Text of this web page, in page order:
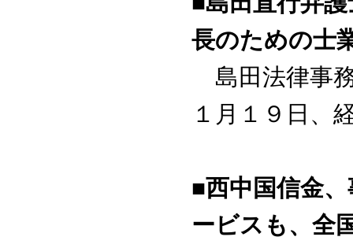
長のための士
島田法律事
１月１９日、
■西中国信金
ービスも、全